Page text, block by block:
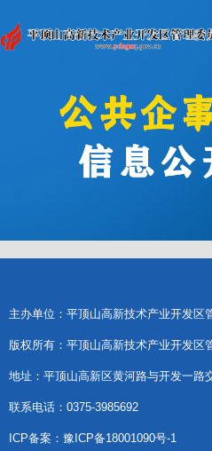
主办单位：平顶山高新技术产业开发区
版权所有：平顶山高新技术产业开发区
地址：平顶山高新区黄河路与开发一路
联系电话：0375-3985692
ICP备案： 豫ICP备18001090号-1